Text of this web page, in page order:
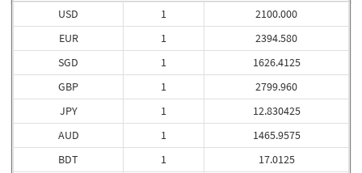
USD
EUR
SGD
GBP
JPY
AUD
BDT
1
1
1
1
1
1
1
2100.000
2394.580
1626.4125
2799.960
12.830425
1465.9575
17.0125